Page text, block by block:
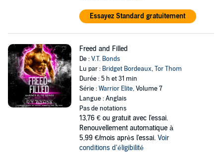
Essayez Standard gratuitement
Freed and Filled
De :V.T. Bonds
Lu par : Bridget Bordeaux,Tor Thom
Durée : 5 h et 31 min
Série :Warrior Elite, Volume 7
Langue : Anglais
Pas de notations
13,76 € ou gratuit avec l'essai.
Renouvellement automatique à
5,99 €/mois après l'essai. Voir
conditions d'éligibilité